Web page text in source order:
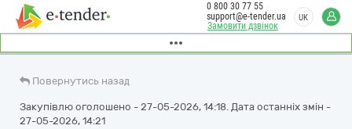
Замовити дзвінок
0 800 30 77 55
support@e-tender.ua
UK
Повернутись назад
Закупівлю оголошено - 27-05-2026, 14:18. Дата останніх змін -
27-05-2026, 14:21